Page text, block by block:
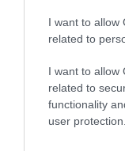
I want to allow
related to
I want to allow
related to
functionality
user protection.